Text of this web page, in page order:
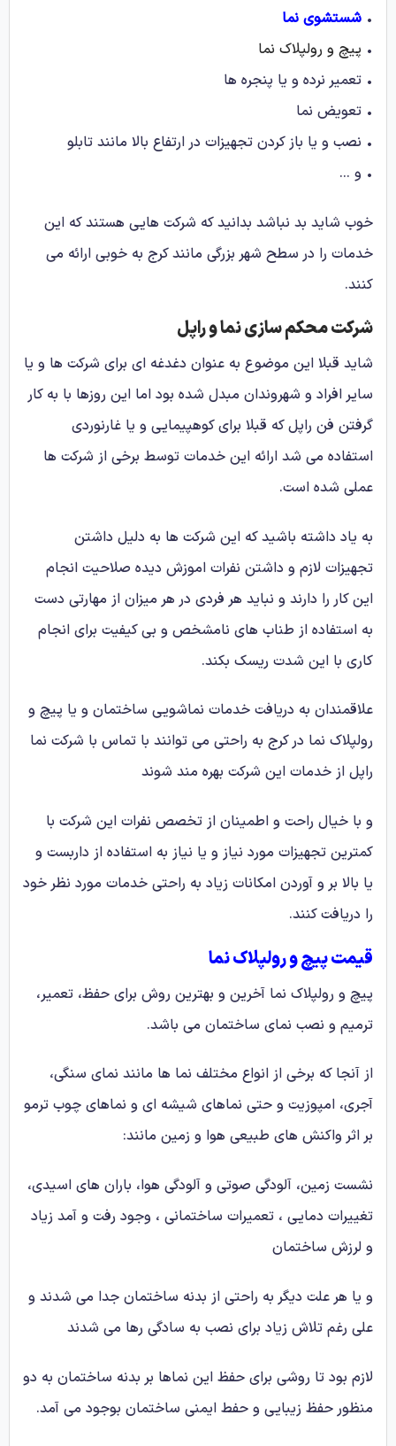
• شستشوی نما
• پیچ و رولپلاک نما
• تعمیر نرده و یا پنجره ها
• تعویض نما
• نصب و یا باز کردن تجهیزات در ارتفاع بالا مانند تابلو
• و …
خوب شاید بد نباشد بدانید که شرکت هایی هستند که این
خدمات را در سطح شهر بزرگی مانند کرج به خوبی ارائه می
کنند.
شرکت محکم سازی نما و راپل
شاید قبلا این موضوع به عنوان دغدغه ای برای شرکت ها و یا
سایر افراد و شهروندان مبدل شده بود اما این روزها با به کار
گرفتن فن راپل که قبلا برای کوهپیمایی و یا غارنوردی
استفاده می شد ارائه این خدمات توسط برخی از شرکت ها
عملی شده است.
به یاد داشته باشید که این شرکت ها به دلیل داشتن
تجهیزات لازم و داشتن نفرات اموزش دیده صلاحیت انجام
این کار را دارند و نباید هر فردی در هر میزان از مهارتی دست
به استفاده از طناب های نامشخص و بی کیفیت برای انجام
کاری با این شدت ریسک بکند.
علاقمندان به دریافت خدمات نماشویی ساختمان و یا پیچ و
رولپلاک نما در کرج به راحتی می توانند با تماس با شرکت نما
راپل از خدمات این شرکت بهره مند شوند
و با خیال راحت و اطمینان از تخصص نفرات این شرکت با
کمترین تجهیزات مورد نیاز و یا نیاز به استفاده از داربست و
یا بالا بر و آوردن امکانات زیاد به راحتی خدمات مورد نظر خود
را دریافت کنند.
قیمت پیچ و رولپلاک نما
پیچ و رولپلاک نما آخرین و بهترین روش برای حفظ، تعمیر،
ترمیم و نصب نمای ساختمان می باشد.
از آنجا که برخی از انواع مختلف نما ها مانند نمای سنگی،
آجری، امپوزیت و حتی نماهای شیشه ای و نماهای چوب ترمو
بر اثر واکنش های طبیعی هوا و زمین مانند:
نشست زمین، آلودگی صوتی و آلودگی هوا، باران های اسیدی،
تغییرات دمایی ، تعمیرات ساختمانی ، وجود رفت و آمد زیاد
و لرزش ساختمان
و یا هر علت دیگر به راحتی از بدنه ساختمان جدا می شدند و
علی رغم تلاش زیاد برای نصب به سادگی رها می شدند
لازم بود تا روشی برای حفظ این نماها بر بدنه ساختمان به دو
منظور حفظ زیبایی و حفط ایمنی ساختمان بوجود می آمد.